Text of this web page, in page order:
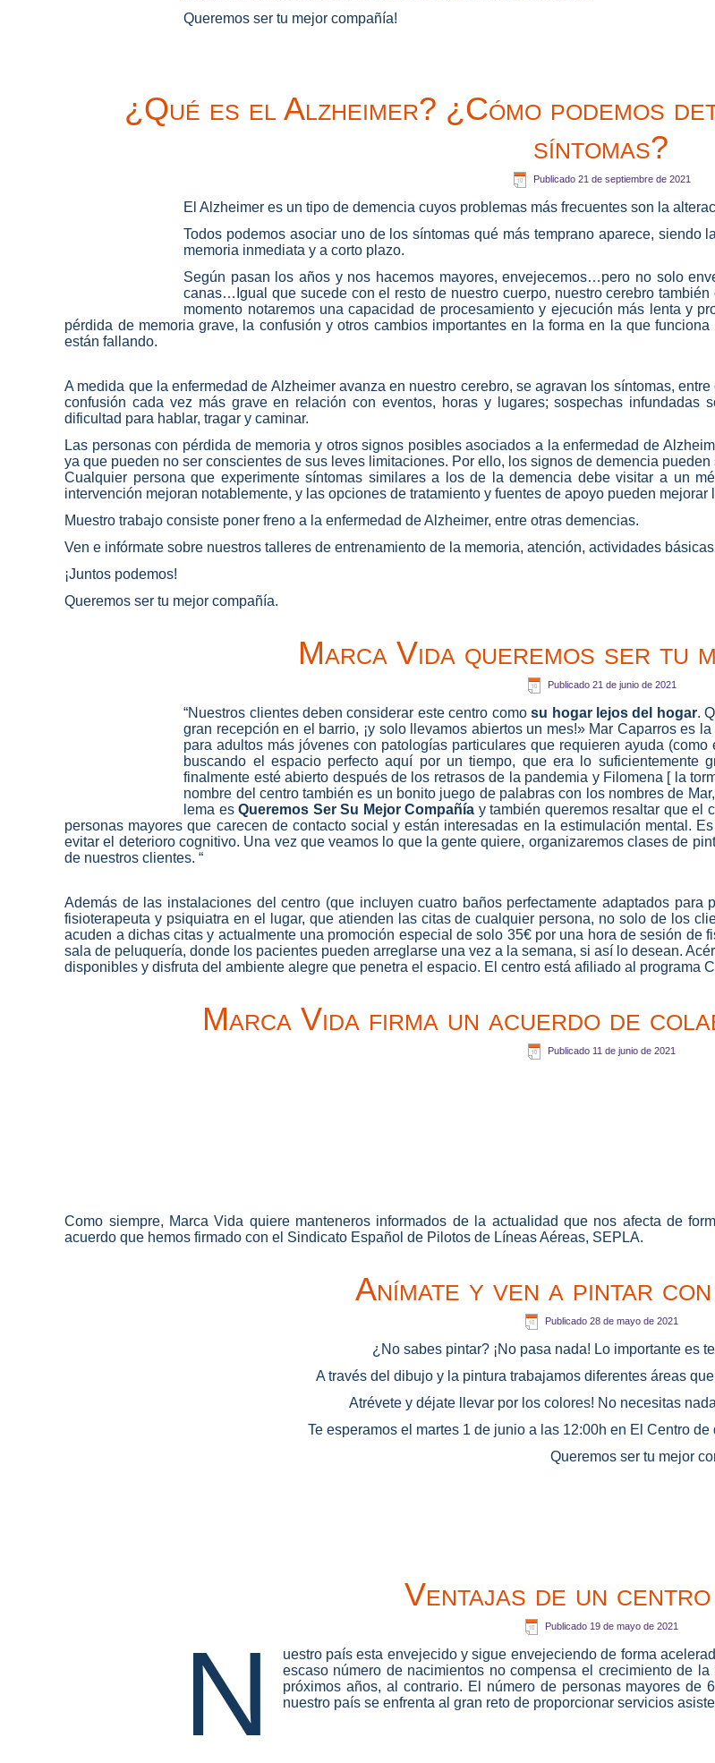
Queremos ser tu mejor compañía!
¿Qué es el Alzheimer? ¿Cómo podemos
síntomas?
Publicado 21 de septiembre de 2021
El Alzheimer es un tipo de demencia cuyos problemas más frecuentes son la
Todos podemos asociar uno de los síntomas qué más temprano aparece, siendo
memoria inmediata y a corto plazo.
Según pasan los años y nos hacemos mayores, envejecemos…pero no solo
canas…Igual que sucede con el resto de nuestro cuerpo, nuestro cerebro
momento notaremos una capacidad de procesamiento y ejecución más lenta y
pérdida de memoria grave, la confusión y otros cambios importantes en la forma en la que
están fallando.
A medida que la enfermedad de Alzheimer avanza en nuestro cerebro, se agravan los síntomas,
confusión cada vez más grave en relación con eventos, horas y lugares; sospechas infundadas
dificultad para hablar, tragar y caminar.
Las personas con pérdida de memoria y otros signos posibles asociados a la enfermedad de
ya que pueden no ser conscientes de sus leves limitaciones. Por ello, los signos de demencia
Cualquier persona que experimente síntomas similares a los de la demencia debe visitar a un
intervención mejoran notablemente, y las opciones de tratamiento y fuentes de apoyo pueden mejorar
Muestro trabajo consiste poner freno a la enfermedad de Alzheimer, entre otras demencias.
Ven e infórmate sobre nuestros talleres de entrenamiento de la memoria, atención, actividades
¡Juntos podemos!
Queremos ser tu mejor compañía.
Marca Vida queremos ser tu
Publicado 21 de junio de 2021
“Nuestros clientes deben considerar este centro comosu hogar lejos del hogar.
gran recepción en el barrio, ¡y solo llevamos abiertos un mes!» Mar Caparros es
para adultos más jóvenes con patologías particulares que requieren ayuda
buscando el espacio perfecto aquí por un tiempo, que era lo
finalmente esté abierto después de los retrasos de la pandemia y Filomena [ la
nombre del centro también es un bonito juego de palabras con los nombres de
lema esQueremos Ser Su Mejor Compañía y también queremos resaltar que el
personas mayores que carecen de contacto social y están interesadas en la estimulación mental.
evitar el deterioro cognitivo. Una vez que veamos lo que la gente quiere, organizaremos clases de
de nuestros clientes. “
Además de las instalaciones del centro (que incluyen cuatro baños perfectamente adaptados
fisioterapeuta y psiquiatra en el lugar, que atienden las citas de cualquier persona, no solo de los
acuden a dichas citas y actualmente una promoción especial de solo 35€ por una hora de sesión de
sala de peluquería, donde los pacientes pueden arreglarse una vez a la semana, si así lo desean.
disponibles y disfruta del ambiente alegre que penetra el espacio. El centro está afiliado al programa
Marca Vida firma un acuerdo de
Publicado 11 de junio de 2021
Como siempre, Marca Vida quiere manteneros informados de la actualidad que nos afecta de
acuerdo que hemos firmado con el Sindicato Español de Pilotos de Líneas Aéreas, SEPLA.
Anímate y ven a pintar
Publicado 28 de mayo de 2021
¿No sabes pintar? ¡No pasa nada! Lo importante es
A través del dibujo y la pintura trabajamos diferentes áreas
Atrévete y déjate llevar por los colores! No necesitas
Te esperamos el martes 1 de junio a las 12:00h en El Centro
Queremos ser tu mejor
Ventajas de un centro
Publicado 19 de mayo de 2021
N
uestro país esta envejecido y sigue envejeciendo de forma
escaso número de nacimientos no compensa el crecimiento de
próximos años, al contrario. El número de personas mayores
nuestro país se enfrenta al gran reto de proporcionar servicios